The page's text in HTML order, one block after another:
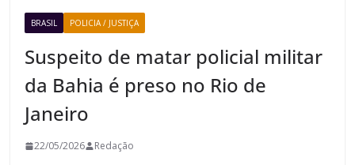
BRASIL POLICIA / JUSTIÇA
Suspeito de matar policial militar
da Bahia é preso no Rio de
Janeiro
22/05/2026 Redação